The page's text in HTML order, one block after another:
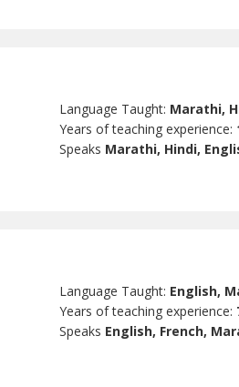
Language Taught: Marathi,
Years of teaching experience:
Speaks Marathi, Hindi,
Language Taught: English,
Years of teaching experience:
Speaks English, French,